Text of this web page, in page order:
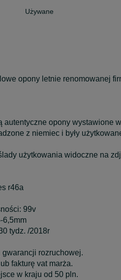
Używane
opony letnie renomowanej
autentyczne opony wystawione
z niemiec i były
użytkowania widoczne na
r46a
99v
6,5mm
tydz. /2018r
rozruchowej.
fakturę vat marża.
w kraju od 50 pln.